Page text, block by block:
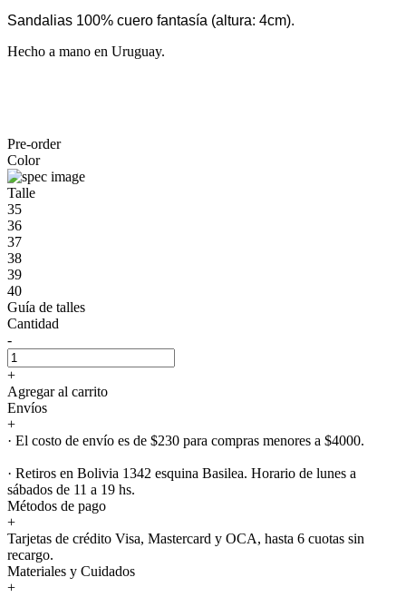
Sandalias 100% cuero fantasía (altura: 4cm).
Hecho a mano en Uruguay.
Pre-order
Color
Talle
35
36
37
38
39
40
Guía de talles
Cantidad
-
+
Agregar al carrito
Envíos
+
· El costo de envío es de $230 para compras menores a $4000.
· Retiros en Bolivia 1342 esquina Basilea. Horario de lunes a
sábados de 11 a 19 hs.
Métodos de pago
+
Tarjetas de crédito Visa, Mastercard y OCA, hasta 6 cuotas sin
recargo.
Materiales y Cuidados
+